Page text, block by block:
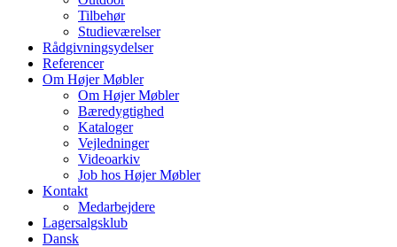
Tilbehør
Studieværelser
Rådgivningsydelser
Referencer
Om Højer Møbler
Om Højer Møbler
Bæredygtighed
Kataloger
Vejledninger
Videoarkiv
Job hos Højer Møbler
Kontakt
Medarbejdere
Lagersalgsklub
Dansk